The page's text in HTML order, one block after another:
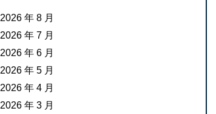
2026 年 8 月
2026 年 7 月
2026 年 6 月
2026 年 5 月
2026 年 4 月
2026 年 3 月